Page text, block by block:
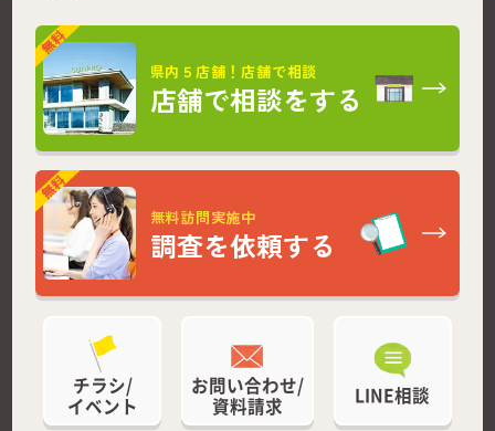
県内５店舗！店舗で相談
店舗で相談をする
無料訪問実施中
調査を依頼する
チラシ/
イベント
お問い合わせ/
資料請求
LINE相談